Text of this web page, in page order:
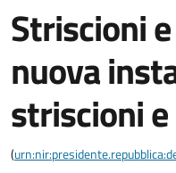
Striscioni
nuova
striscioni
(